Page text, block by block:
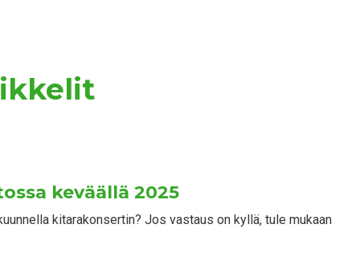
keväällä 2025
kitarakonsertin? Jos vastaus on kyllä, tule mukaan